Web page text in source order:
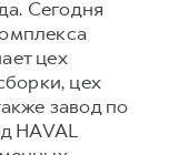
Сегодня
цех
цех
завод по
HAVAL